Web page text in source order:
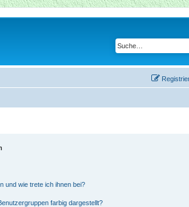
und wie trete ich ihnen bei?
farbig dargestellt?